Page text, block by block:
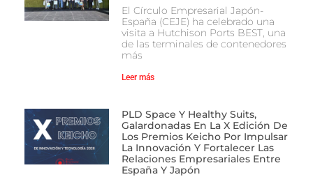
El Círculo Empresarial Japón-
España (CEJE) ha celebrado una
visita a Hutchison Ports BEST, una
de las terminales de contenedores
más
Leer más
PLD Space Y Healthy Suits,
Galardonadas En La X Edición De
Los Premios Keicho Por Impulsar
La Innovación Y Fortalecer Las
Relaciones Empresariales Entre
España Y Japón